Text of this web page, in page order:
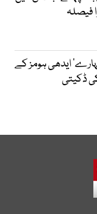
فیصلہ
ایدھی ہومز کے